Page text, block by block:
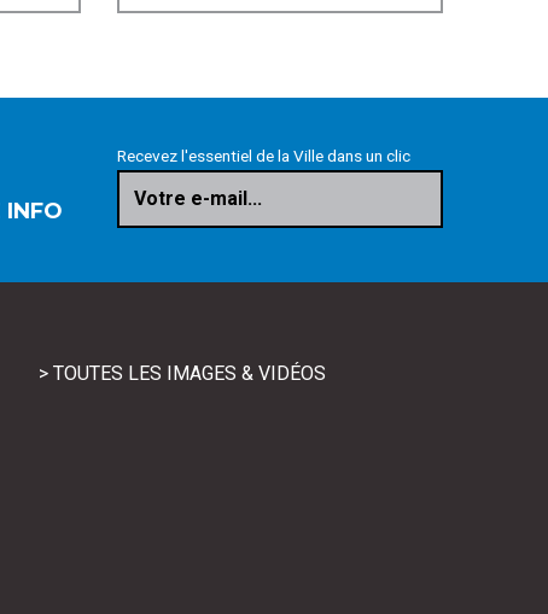
INFO
Recevez l'essentiel de la Ville dans un clic
Votre e-mail...
> TOUTES LES IMAGES & VIDÉOS